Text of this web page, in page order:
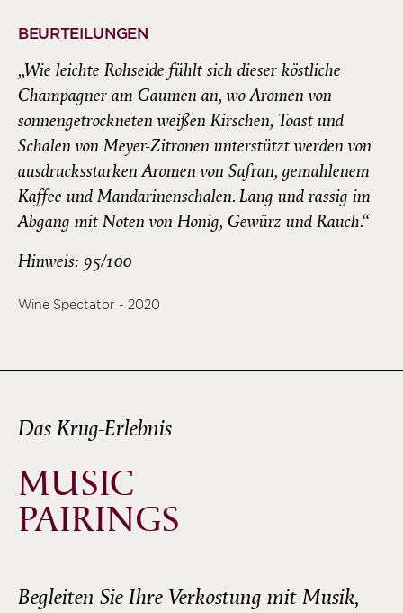
BEURTEILUNGEN
„Wie leichte Rohseide fühlt sich dieser köstliche
Champagner am Gaumen an, wo Aromen von
sonnengetrockneten weißen Kirschen, Toast und
Schalen von Meyer-Zitronen unterstützt werden von
ausdrucksstarken Aromen von Safran, gemahlenem
Kaffee und Mandarinenschalen. Lang und rassig im
Abgang mit Noten von Honig, Gewürz und Rauch.“
Hinweis: 95/100
Wine Spectator - 2020
Das Krug-Erlebnis
MUSIC
PAIRINGS
Begleiten Sie Ihre Verkostung mit Musik,